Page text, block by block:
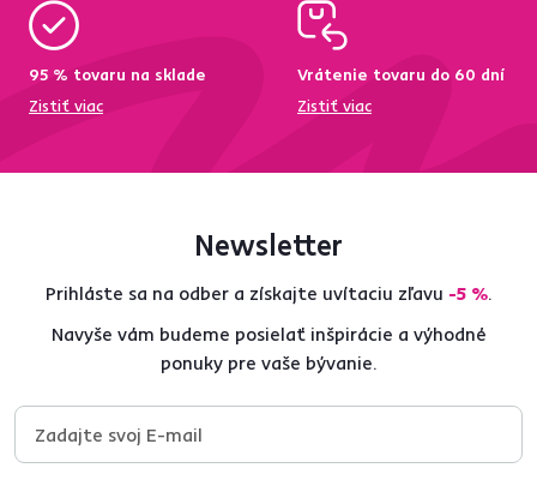
95 % tovaru na sklade
Zistiť viac
Vrátenie tovaru do 60 dní
Zistiť viac
Newsletter
Prihláste sa na odber a získajte uvítaciu zľavu -5 %.
Navyše vám budeme posielať inšpirácie a výhodné
ponuky pre vaše bývanie.